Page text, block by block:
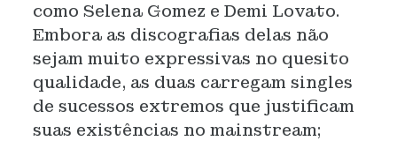
como Selena Gomez e Demi Lovato.
Embora as discografias delas não
sejam muito expressivas no quesito
qualidade, as duas carregam singles
de sucessos extremos que justificam
suas existências no mainstream;